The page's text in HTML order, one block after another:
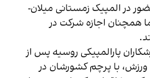
در المپیک زمستانی میلان-
همچنان اجازه شرکت در
پارالمپیکی روسیه پس از
ورزش، با پرچم کشورشان در